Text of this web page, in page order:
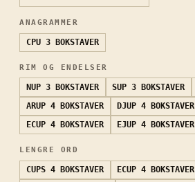
ANAGRAMMER
CPU 3 BOKSTAVER
RIM OG ENDELSER
NUP 3 BOKSTAVER SUP 3 BOKSTAVER
ARUP 4 BOKSTAVER DJUP 4 BOKSTAVER
ECUP 4 BOKSTAVER EJUP 4 BOKSTAVER
LENGRE ORD
CUPS 4 BOKSTAVER ECUP 4 BOKSTAVER